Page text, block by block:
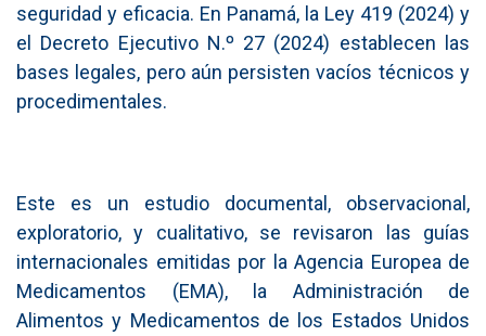
seguridad y eficacia. En Panamá, la Ley 419 (2024) y
el Decreto Ejecutivo N.º 27 (2024) establecen las
bases legales, pero aún persisten vacíos técnicos y
procedimentales.
Este es un estudio documental, observacional,
exploratorio, y cualitativo, se revisaron las guías
internacionales emitidas por la Agencia Europea de
Medicamentos (EMA), la Administración de
Alimentos y Medicamentos de los Estados Unidos